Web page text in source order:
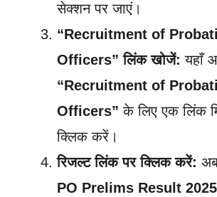
सेक्शन पर जाएं।
“Recruitment of
Officers” लिंक खोजें: यहाँ
“Recruitment of
Officers” के लिए एक लिंक
क्लिक करें।
रिजल्ट लिंक पर क्लिक करें:
PO Prelims Result